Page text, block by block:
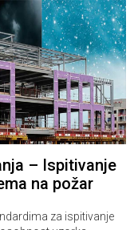
– Ispitivanje
na požar
za ispitivanje